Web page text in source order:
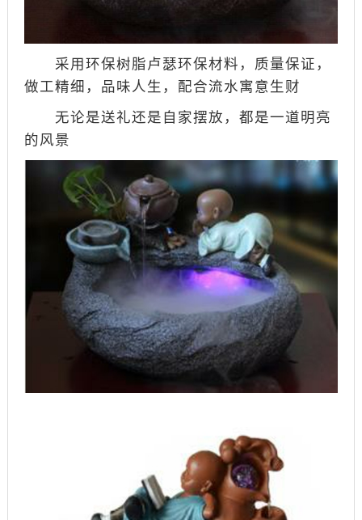
采用环保树脂卢瑟环保材料，质量保证，
做工精细，品味人生，配合流水寓意生财
无论是送礼还是自家摆放，都是一道明亮
的风景